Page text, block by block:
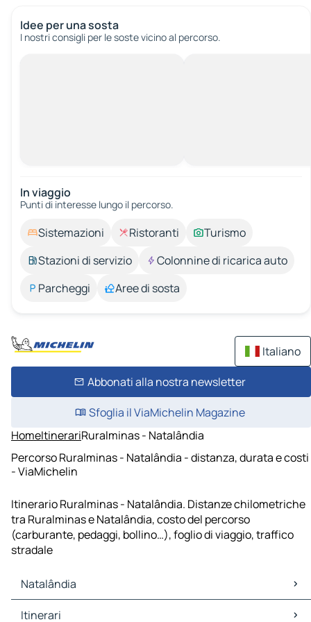
Idee per una sosta
I nostri consigli per le soste vicino al percorso.
In viaggio
Punti di interesse lungo il percorso.
Sistemazioni Ristoranti
Turismo
Stazioni di servizio
Colonnine di ricarica auto
Parcheggi
Aree di sosta
Italiano
Abbonati alla nostra newsletter
Sfoglia il ViaMichelin Magazine
HomeItinerariRuralminas - Natalândia
Percorso Ruralminas - Natalândia - distanza, durata e costi
- ViaMichelin
Itinerario Ruralminas - Natalândia. Distanze chilometriche
tra Ruralminas e Natalândia, costo del percorso
(carburante, pedaggi, bollino…), foglio di viaggio, traffico
stradale
Natalândia
Natalândia Mappe Piantine
Itinerari